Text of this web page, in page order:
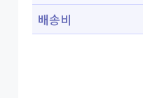
배송비